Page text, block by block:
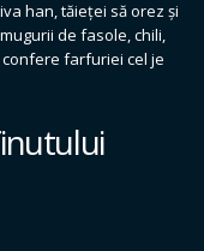
han, tăieței să orez și
de fasole, chili,
farfuriei cel je